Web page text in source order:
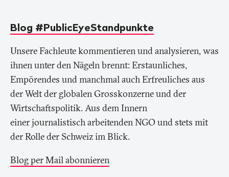
Blog #PublicEyeStandpunkte
Unsere Fachleute kommentieren und analysieren, was
ihnen unter den Nägeln brennt: Erstaunliches,
Empörendes und manchmal auch Erfreuliches aus
der Welt der globalen Grosskonzerne und der
Wirtschaftspolitik. Aus dem Innern
einer journalistisch arbeitenden NGO und stets mit
der Rolle der Schweiz im Blick.
Blog per Mail abonnieren